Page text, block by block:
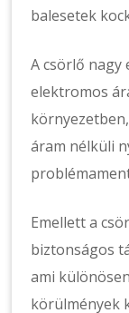
balesetek
A csörlő nagy
elektromos
áram nélküli
Emellett a
biztonságos
ami
körülmények